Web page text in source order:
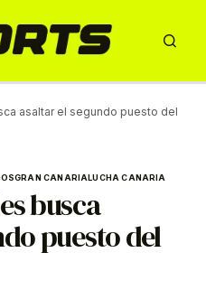
asaltar el segundo puesto del
GRAN CANARIALUCHA CANARIA
busca
puesto del